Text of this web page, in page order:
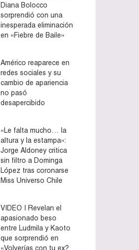
Diana Bolocco
sorprendió con una
inesperada eliminación
en «Fiebre de Baile»
Américo reaparece en
redes sociales y su
cambio de apariencia
no pasó
desapercibido
«Le falta mucho… la
altura y la estampa»:
Jorge Aldoney critica
sin filtro a Dominga
López tras coronarse
Miss Universo Chile
VIDEO | Revelan el
apasionado beso
entre Ludmila y Kaoto
que sorprendió en
«Volverías con tu ex?